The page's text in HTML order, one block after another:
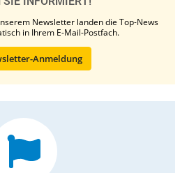
Newsletter landen die Top-News
in Ihrem E-Mail-Postfach.
Anmeldung